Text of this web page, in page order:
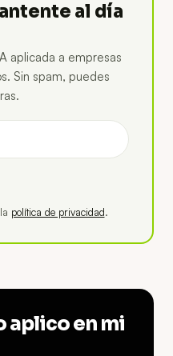
al día
aplicada a empresas
Sin spam, puedes
política de privacidad.
aplico en mi